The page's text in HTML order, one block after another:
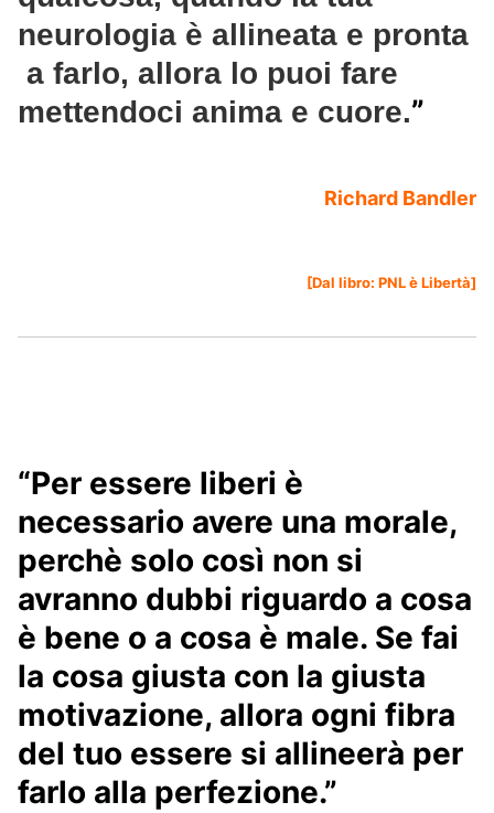
neurologia è allineata e pronta
a farlo, allora lo puoi fare
mettendoci anima e cuore.”
Richard Bandler
[Dal libro: PNL è Libertà]
“Per essere liberi è
necessario avere una morale,
perchè solo così non si
avranno dubbi riguardo a cosa
è bene o a cosa è male. Se fai
la cosa giusta con la giusta
motivazione, allora ogni fibra
del tuo essere si allineerà per
farlo alla perfezione.”